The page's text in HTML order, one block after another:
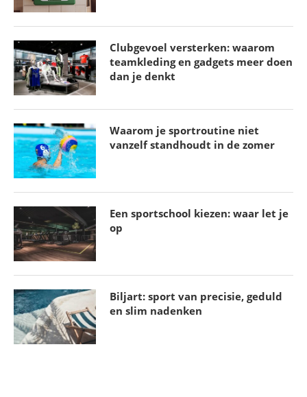
Clubgevoel versterken: waarom
teamkleding en gadgets meer doen
dan je denkt
Waarom je sportroutine niet
vanzelf standhoudt in de zomer
Een sportschool kiezen: waar let je
op
Biljart: sport van precisie, geduld
en slim nadenken